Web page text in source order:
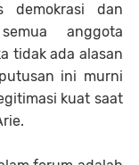
demokrasi dan
anggota
tidak ada alasan
ini murni
kuat saat